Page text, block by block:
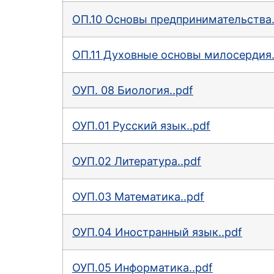
ОП.10 Основы
ОП.11 Духовные основы
ОУП. 08 Биология..pdf
ОУП.01 Русский язык..pdf
ОУП.02 Литература..pdf
ОУП.03 Математика..pdf
ОУП.04 Иностранный язык..pdf
ОУП.05 Информатика..pdf